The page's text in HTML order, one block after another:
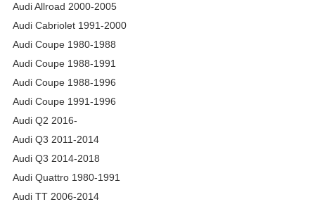
Audi Allroad 2000-2005
Audi Cabriolet 1991-2000
Audi Coupe 1980-1988
Audi Coupe 1988-1991
Audi Coupe 1988-1996
Audi Coupe 1991-1996
Audi Q2 2016-
Audi Q3 2011-2014
Audi Q3 2014-2018
Audi Quattro 1980-1991
Audi TT 2006-2014